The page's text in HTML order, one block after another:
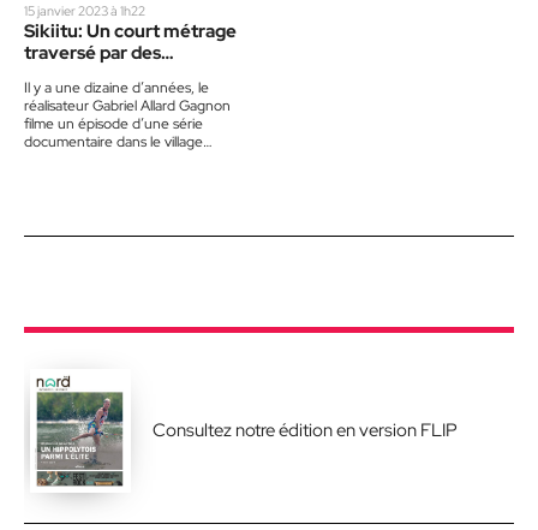
15 janvier 2023 à 1h22
Sikiitu: Un court métrage
traversé par des
identitaires
Il y a une dizaine d’années, le
réalisateur Gabriel Allard Gagnon
filme un épisode d’une série
documentaire dans le village
Consultez notre édition en version FLIP